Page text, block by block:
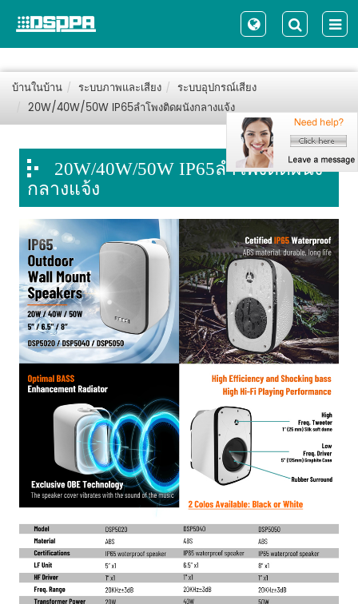
บ้านในบ้าน ระบบภาพและเสียง
ระบบอุปกรณ์เสียง
20W/40W/50W IP65ลำโพงติดผนังกลางแจ้ง
20W/40W/50W IP65ลำโพงติดผนัง
กลางแจ้ง